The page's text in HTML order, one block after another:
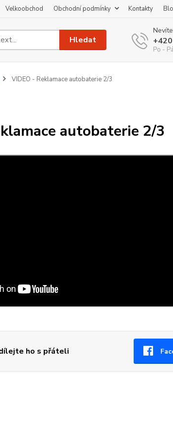
Velkoobchod Obchodní podmínky Kontakty
Hledat
Po -
VIDEO - Reklamace autobaterie 2/3
autobaterie 2/3
ho s přáteli